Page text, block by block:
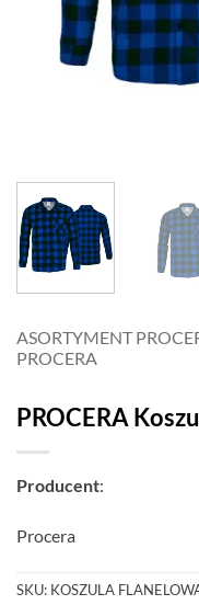
ASORTYMENT
PROCERA
PROCERA
Producent:
Procera
SKU: KOSZULA